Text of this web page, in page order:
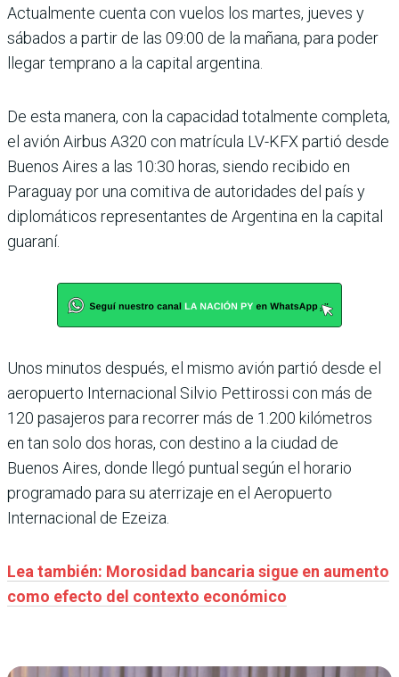
Actualmente cuenta con vuelos los martes, jueves y
sábados a partir de las 09:00 de la mañana, para poder
llegar temprano a la capital argentina.
De esta manera, con la capacidad totalmente completa,
el avión Airbus A320 con matrícula LV-KFX partió desde
Buenos Aires a las 10:30 horas, siendo recibido en
Paraguay por una comitiva de autoridades del país y
diplomáticos representantes de Argentina en la capital
guaraní.
Unos minutos después, el mismo avión partió desde el
aeropuerto Internacional Silvio Pettirossi con más de
120 pasajeros para recorrer más de 1.200 kilómetros
en tan solo dos horas, con destino a la ciudad de
Buenos Aires, donde llegó puntual según el horario
programado para su aterrizaje en el Aeropuerto
Internacional de Ezeiza.
Lea también: Morosidad bancaria sigue en aumento
como efecto del contexto económico